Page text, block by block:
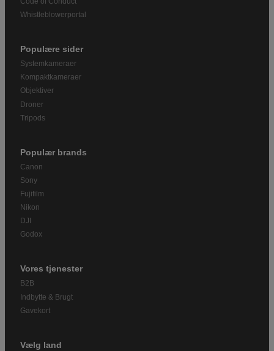
Whistleblowerportal
Populære sider
Systemkameraer
Kompaktkameraer
Objektiver
Droner
Tripods
Populær brands
Canon
Sony
Fujifilm
Nikon
DJI
Godox
Vores tjenester
B2B
Indbytte & Brugt
Gavekort
Vælg land